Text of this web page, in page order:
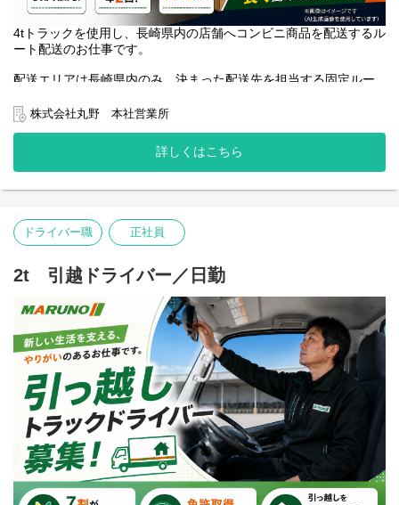
4tトラックを使用し、長崎県内の店舗へコンビニ商品を配送するル
ート配送のお仕事です。
配送エリアは長崎県内のみ。決まった配送先を担当する固定ルー
も始めやすい環境です。
いて運転に集中できます。
中型免許（8t限定可）があれば応募可能。未経験からスタートした
テップアップも目指せます。
夜勤で安定した収入を得たい方、地元で長く働きたい方をお待ち
しています。
株式会社丸野 本社営業所
詳しくはこちら
ドライバー職 正社員
2t 引越ドライバー／日勤